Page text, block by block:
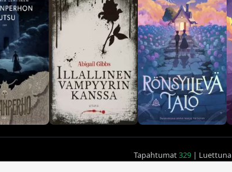
Tapahtumat329 | Luettuna